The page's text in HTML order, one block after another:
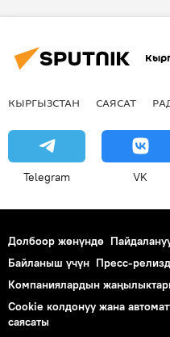
КЫРГЫЗСТАН САЯСАТ
Telegram VK
Долбоор жөнүндө
Байланыш үчүн Пресс-
Компаниялардын
Cookie колдонуу жана
саясаты